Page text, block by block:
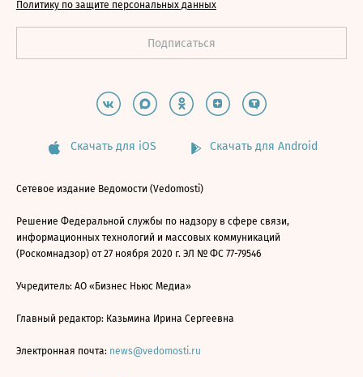
Политику по защите персональных данных
Скачать для iOS Скачать для Android
Сетевое издание Ведомости (Vedomosti)
Решение Федеральной службы по надзору в сфере связи,
информационных технологий и массовых коммуникаций
(Роскомнадзор) от 27 ноября 2020 г. ЭЛ № ФС 77-79546
Учредитель: АО «Бизнес Ньюс Медиа»
Главный редактор: Казьмина Ирина Сергеевна
Электронная почта: news@vedomosti.ru